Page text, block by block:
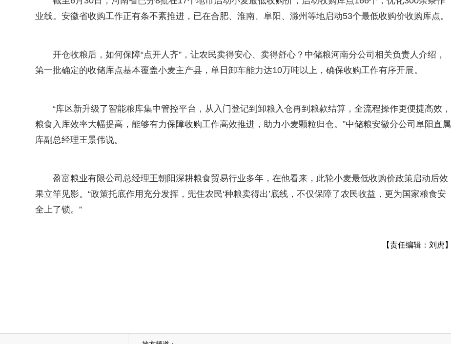
业线。安徽省收购工作正有条不紊推进，已在合肥、淮南、阜阳、滁州等地启动53个最低收购价收购库点。
开仓收粮后，如何保障“点开人齐”，让农民卖得安心、卖得舒心？中储粮河南分公司相关负责人介绍，
第一批确定的收储库点基本覆盖小麦主产县，单日卸车能力达10万吨以上，确保收购工作有序开展。
“库区新升级了智能粮库集中管控平台，从入门登记到卸粮入仓再到粮款结算，全流程操作更便捷高效，
粮食入库效率大幅提高，能够有力保障收购工作高效推进，助力小麦颗粒归仓。”中储粮安徽分公司阜阳直属
库副总经理王景伟说。
盈富粮业有限公司总经理王朝阳深耕粮食贸易行业多年，在他看来，此轮小麦最低收购价政策启动后效
果立竿见影。“政策托底作用充分发挥，兜住农民‘种粮卖得出’底线，不仅保障了农民收益，更为国家粮食安
全上了锁。”
【责任编辑：刘虎】